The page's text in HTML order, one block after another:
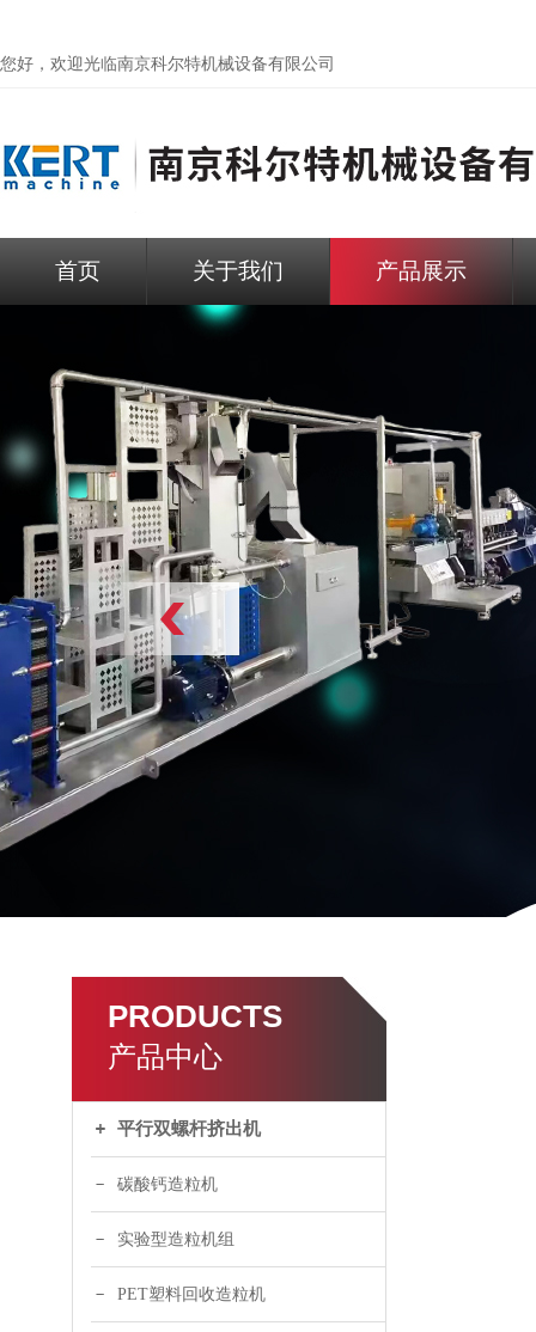
您好，欢迎光临南京科尔特机械设备有限公司
首页 关于我们 产品展示
PRODUCTS
产品中心
平行双螺杆挤出机
碳酸钙造粒机
实验型造粒机组
PET塑料回收造粒机